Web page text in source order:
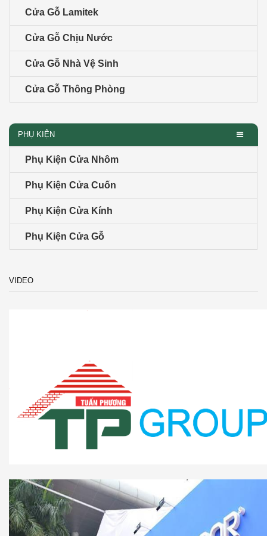
Cửa Gỗ Lamitek
Cửa Gỗ Chịu Nước
Cửa Gỗ Nhà Vệ Sinh
Cửa Gỗ Thông Phòng
PHỤ KIỆN
Phụ Kiện Cửa Nhôm
Phụ Kiện Cửa Cuốn
Phụ Kiện Cửa Kính
Phụ Kiện Cửa Gỗ
VIDEO